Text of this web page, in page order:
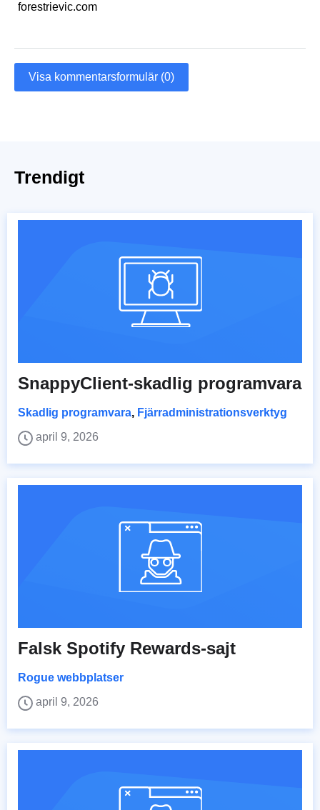
forestrievic.com
Visa kommentarsformulär (0)
Trendigt
SnappyClient-skadlig programvara
Skadlig programvara, Fjärradministrationsverktyg
april 9, 2026
Falsk Spotify Rewards-sajt
Rogue webbplatser
april 9, 2026